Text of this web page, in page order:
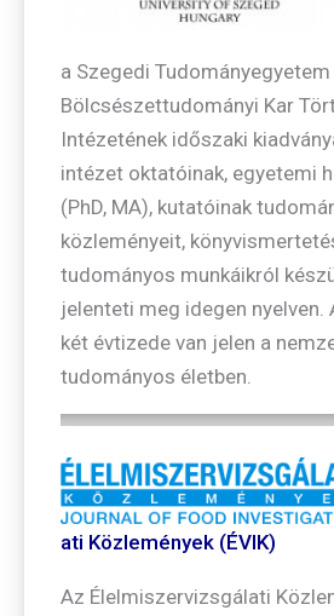
a Szegedi Tudományegyetem
Bölcsészettudományi Kar
Intézetének időszaki
intézet oktatóinak, egyetemi
(PhD, MA), kutatóinak
közleményeit,
tudományos munkáikról
jelenteti meg idegen nyelven.
két évtizede van jelen a
tudományos életben.
ati Közlemények (ÉVIK)
Az Élelmiszervizsgálati